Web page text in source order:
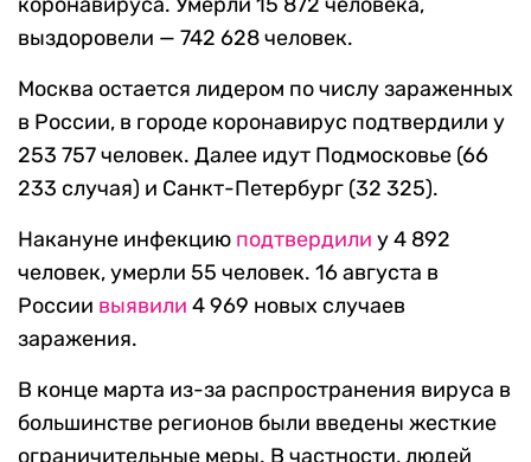
выздоровели — 742 628 человек.
Москва остается лидером по числу зараженных
в России, в городе коронавирус подтвердили у
253 757 человек. Далее идут Подмосковье (66
233 случая) и Санкт-Петербург (32 325).
Накануне инфекцию подтвердили у 4 892
человек, умерли 55 человек. 16 августа в
России выявили 4 969 новых случаев
заражения.
В конце марта из-за распространения вируса в
большинстве регионов были введены жесткие
ограничительные меры. В частности, людей